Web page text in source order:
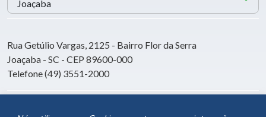
Rua Getúlio Vargas, 2125 - Bairro Flor da Serra
Joaçaba - SC - CEP 89600-000
Telefone (49) 3551-2000
Siga a Unoesc